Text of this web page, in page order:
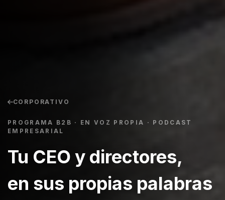
CORPORATIVO
PROGRAMA B2B · EN VOZ PROPIA · PODCAST
EMPRESARIAL
Tu CEO y directores,
en sus propias palabras